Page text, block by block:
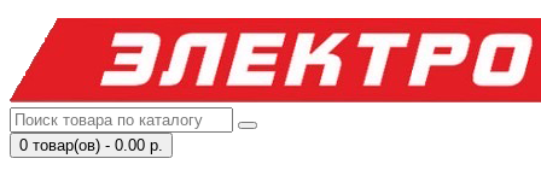
0 товар(ов) - 0.00 р.